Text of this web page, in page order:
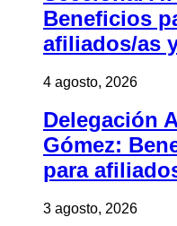
Beneficios
afiliados/as
4 agosto, 2026
Delegación
Gómez:
para
3 agosto, 2026